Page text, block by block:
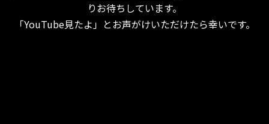
りお待ちしています。
「YouTube見たよ」とお声がけいただけたら幸いです。